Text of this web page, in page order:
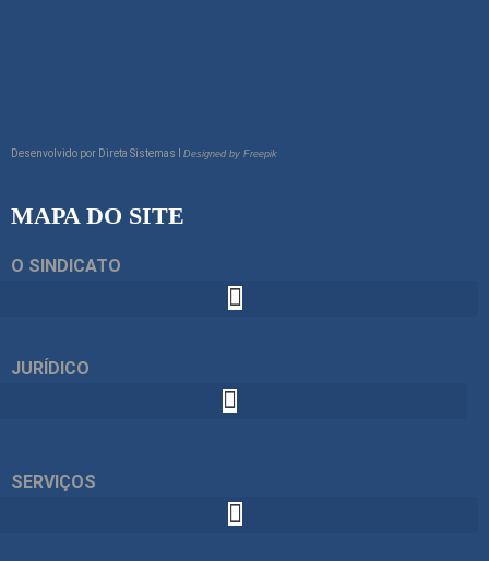
Desenvolvido por Direta Sistemas I Designed by Freepik
MAPA DO SITE
O SINDICATO
JURÍDICO
SERVIÇOS